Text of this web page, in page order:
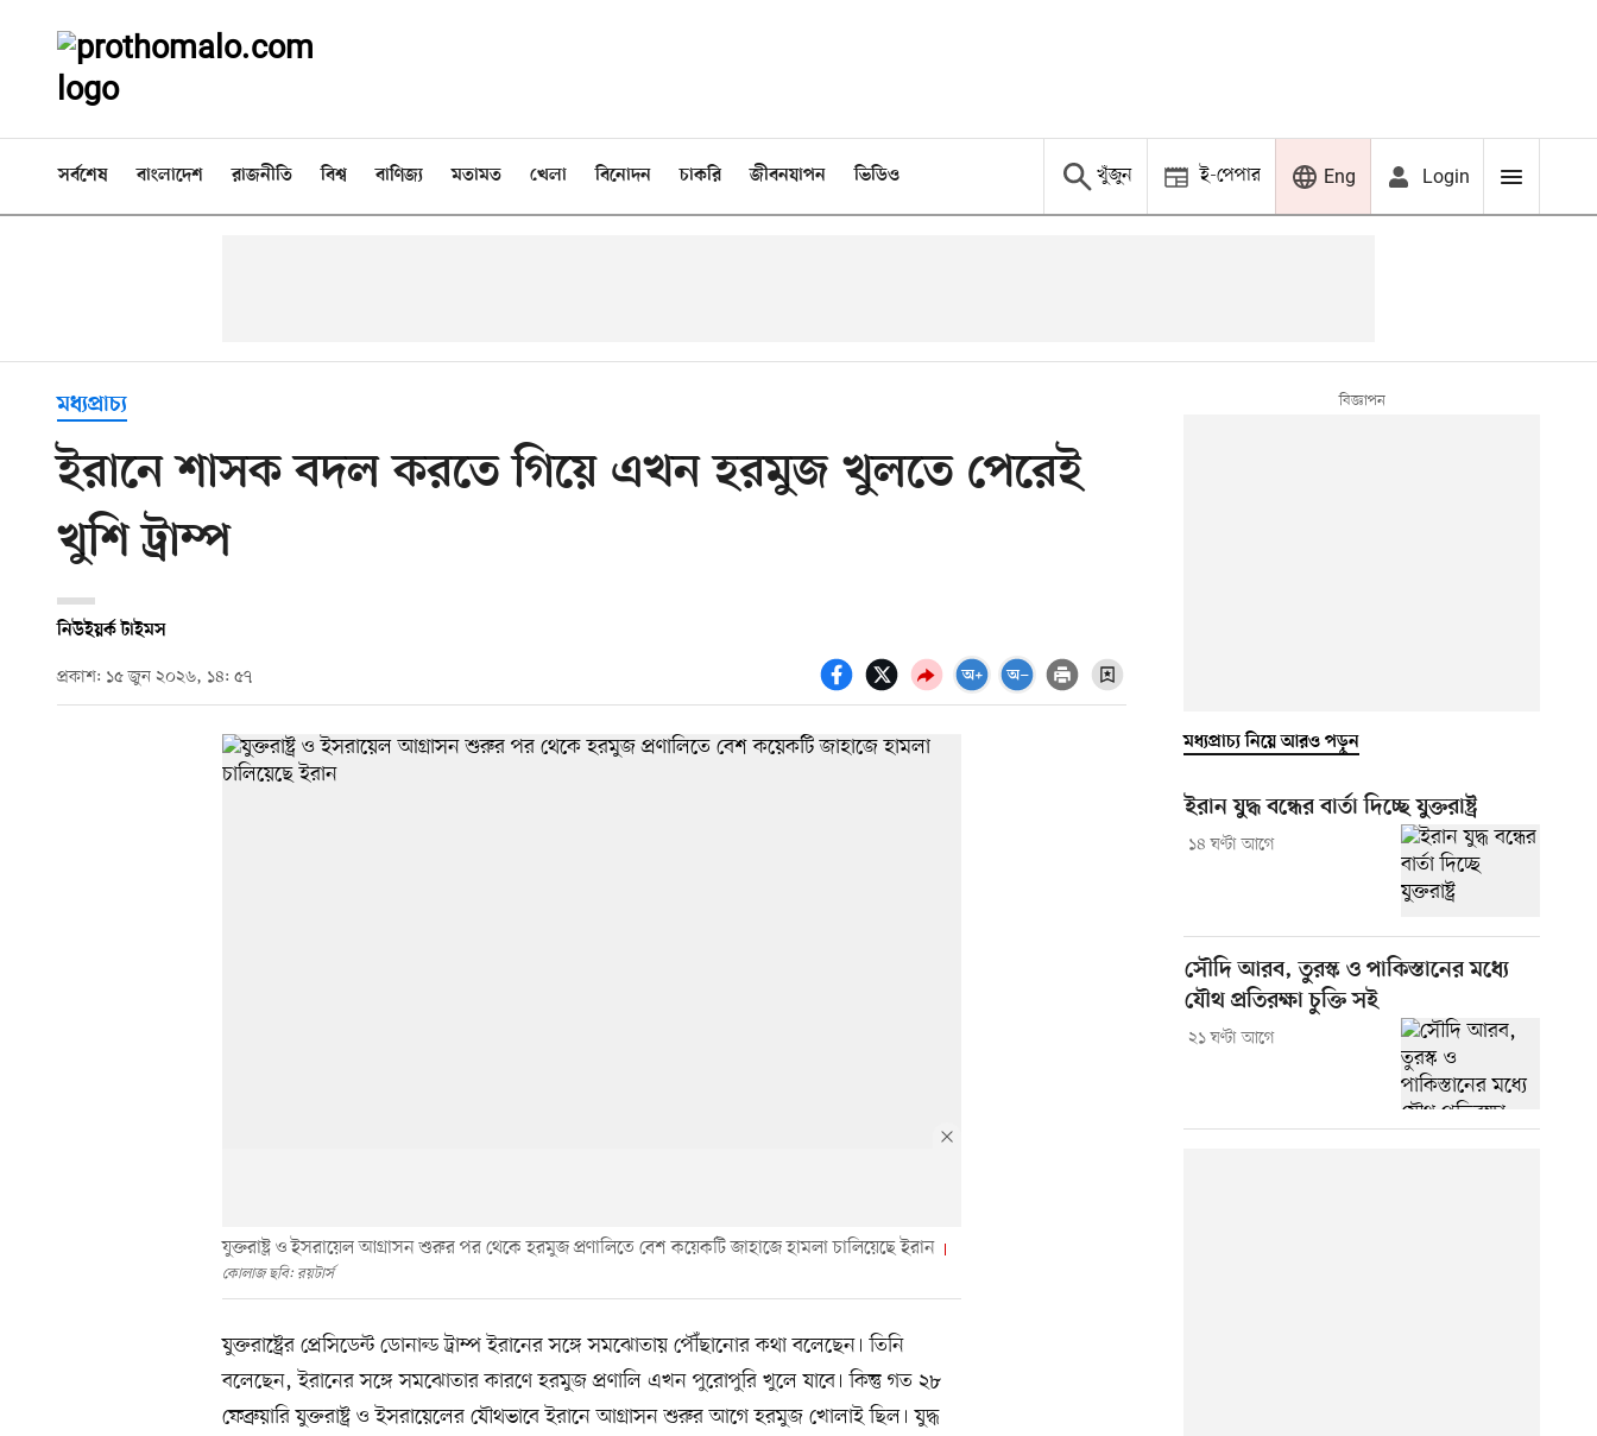
সর্বশেষ বাংলাদেশ রাজনীতি বিশ্ব বাণিজ্য মতামত খেলা বিনোদন চাকরি জীবনযাপন ভিডিও খুঁজুন ই-পেপার Eng Login
মধ্যপ্রাচ্য
ইরানে শাসক বদল করতে গিয়ে এখন হরমুজ খুলতে পেরেই
খুশি ট্রাম্প
নিউইয়র্ক টাইমস
প্রকাশ: ১৫ জুন ২০২৬, ১৪: ৫৭
যুক্তরাষ্ট্র ও ইসরায়েল আগ্রাসন শুরুর পর থেকে হরমুজ প্রণালিতে বেশ কয়েকটি জাহাজে হামলা চালিয়েছে ইরান
কোলাজ ছবি: রয়টার্স
যুক্তরাষ্ট্রের প্রেসিডেন্ট ডোনাল্ড ট্রাম্প ইরানের সঙ্গে সমঝোতায় পৌঁছানোর কথা বলেছেন। তিনি
বলেছেন, ইরানের সঙ্গে সমঝোতার কারণে হরমুজ প্রণালি এখন পুরোপুরি খুলে যাবে। কিন্তু গত ২৮
ফেব্রুয়ারি যুক্তরাষ্ট্র ও ইসরায়েলের যৌথভাবে ইরানে আগ্রাসন শুরুর আগে হরমুজ খোলাই ছিল। যুদ্ধ
মধ্যপ্রাচ্য নিয়ে আরও পড়ুন
ইরান যুদ্ধ বন্ধের বার্তা দিচ্ছে যুক্তরাষ্ট্র
১৪ ঘণ্টা আগে
সৌদি আরব, তুরস্ক ও পাকিস্তানের মধ্যে
যৌথ প্রতিরক্ষা চুক্তি সই
২১ ঘণ্টা আগে